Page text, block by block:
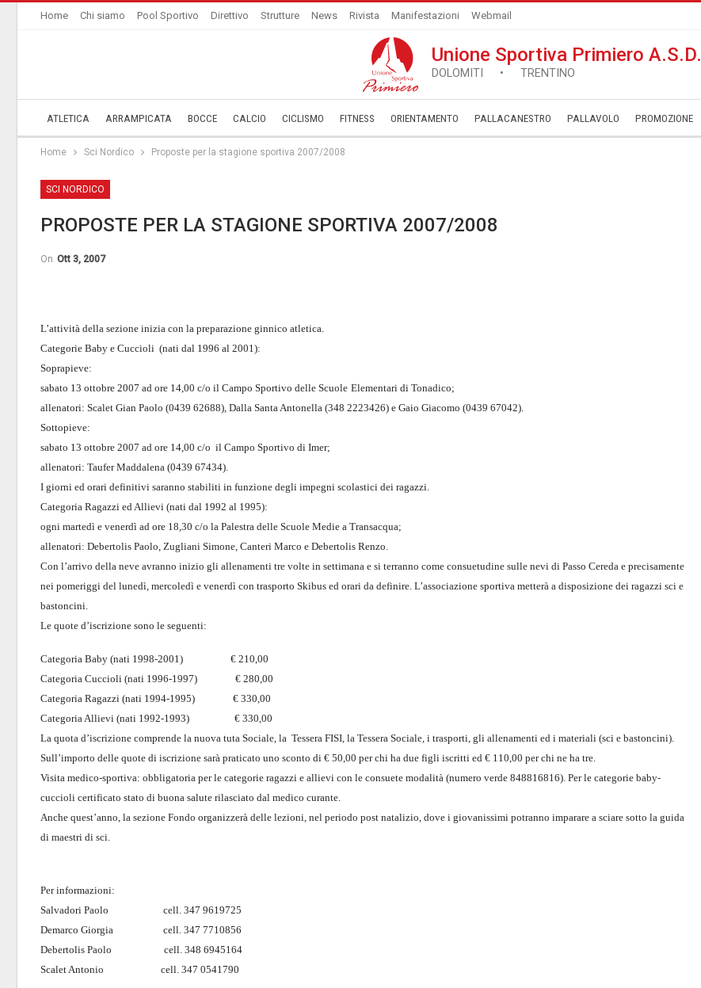
Home Chi siamo Pool Sportivo Direttivo Strutture News Rivista Manifestazioni Webmail
Unione Sportiva Primiero A.S.D.
DOLOMITI • TRENTINO
ATLETICA ARRAMPICATA BOCCE CALCIO CICLISMO FITNESS ORIENTAMENTO PALLACANESTRO PALLAVOLO ­PROMOZIONE
Home Sci Nordico Proposte per la stagione sportiva 2007/2008
SCI NORDICO
PROPOSTE PER LA STAGIONE SPORTIVA 2007/2008
On Ott 3, 2007
L’attività della sezione inizia con la preparazione ginnico atletica.
Categorie Baby e Cuccioli (nati dal 1996 al 2001):
Soprapieve:
sabato 13 ottobre 2007 ad ore 14,00 c/o il Campo Sportivo delle Scuole Elementari di Tonadico;
allenatori: Scalet Gian Paolo (0439 62688), Dalla Santa Antonella (348 2223426) e Gaio Giacomo (0439 67042).
Sottopieve:
sabato 13 ottobre 2007 ad ore 14,00 c/o il Campo Sportivo di Imer;
allenatori: Taufer Maddalena (0439 67434).
I giorni ed orari definitivi saranno stabiliti in funzione degli impegni scolastici dei ragazzi.
Categoria Ragazzi ed Allievi (nati dal 1992 al 1995):
ogni martedì e venerdì ad ore 18,30 c/o la Palestra delle Scuole Medie a Transacqua;
allenatori: Debertolis Paolo, Zugliani Simone, Canteri Marco e Debertolis Renzo.
Con l’arrivo della neve avranno inizio gli allenamenti tre volte in settimana e si terranno come consuetudine sulle nevi di Passo Cereda e precisamente
nei pomeriggi del lunedì, mercoledì e venerdì con trasporto Skibus ed orari da definire. L’associazione sportiva metterà a disposizione dei ragazzi sci e
bastoncini.
Le quote d’iscrizione sono le seguenti:
Categoria Baby (nati 1998-2001) € 210,00
Categoria Cuccioli (nati 1996-1997) € 280,00
Categoria Ragazzi (nati 1994-1995) € 330,00
Categoria Allievi (nati 1992-1993) € 330,00
La quota d’iscrizione comprende la nuova tuta Sociale, la Tessera FISI, la Tessera Sociale, i trasporti, gli allenamenti ed i materiali (sci e bastoncini).
Sull’importo delle quote di iscrizione sarà praticato uno sconto di € 50,00 per chi ha due figli iscritti ed € 110,00 per chi ne ha tre.
Visita medico-sportiva: obbligatoria per le categorie ragazzi e allievi con le consuete modalità (numero verde 848816816). Per le categorie baby-
cuccioli certificato stato di buona salute rilasciato dal medico curante.
Anche quest’anno, la sezione Fondo organizzerà delle lezioni, nel periodo post natalizio, dove i giovanissimi potranno imparare a sciare sotto la guida
di maestri di sci.
Per informazioni:
Salvadori Paolo cell. 347 9619725
Demarco Giorgia cell. 347 7710856
Debertolis Paolo cell. 348 6945164
Scalet Antonio cell. 347 0541790